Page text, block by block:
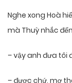
Nghe xong Hoà
mà Thuỳ nhắc
– vậy anh đưa tôi
– được chứ, mợ